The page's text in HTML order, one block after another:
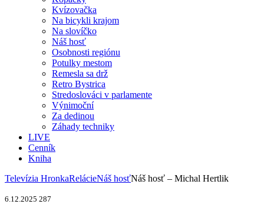
Kvízovačka
Na bicykli krajom
Na slovíčko
Náš hosť
Osobnosti regiónu
Potulky mestom
Remesla sa drž
Retro Bystrica
Stredoslováci v parlamente
Výnimoční
Za dedinou
Záhady techniky
LIVE
Cenník
Kniha
Televízia HronkaRelácieNáš hosťNáš hosť – Michal Hertlik
6.12.2025 287